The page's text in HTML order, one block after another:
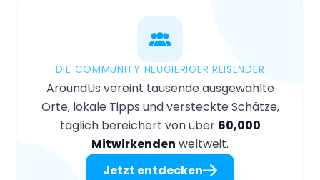
DIE COMMUNITY NEUGIERIGER REISENDER
AroundUs vereint tausende ausgewählte
Orte, lokale Tipps und versteckte Schätze,
täglich bereichert von über 60,000
Mitwirkenden weltweit.
Jetzt entdecken